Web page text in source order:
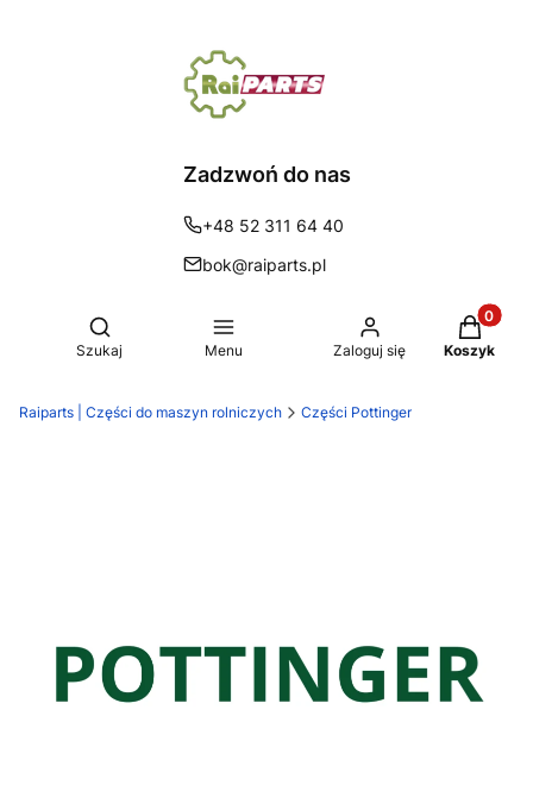
Zadzwoń do nas
+48 52 311 64 40
bok@raiparts.pl
Otwórz wyszukiwarkę
Szukaj Menu Zaloguj się Koszyk
Raiparts | Części do maszyn rolniczych Części Pottinger